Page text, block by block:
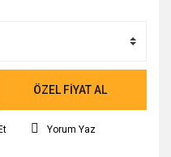
ÖZEL FİYAT AL
Yorum Yaz